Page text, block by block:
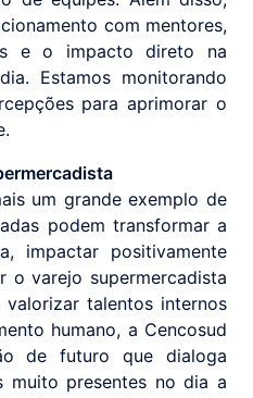
com mentores,
e o impacto direto na
Estamos monitorando
para aprimorar o
um grande exemplo de
podem transformar a
impactar positivamente
o varejo supermercadista
talentos internos
humano, a Cencosud
de futuro que dialoga
muito presentes no dia a